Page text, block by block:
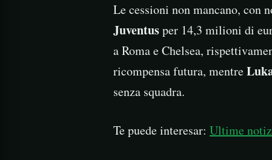
Le cessioni non mancano, con
Juventusper 14,3 milioni di
a Roma e Chelsea,
ricompensa futura, mentre
senza squadra.
Te puede interesar: Ultime